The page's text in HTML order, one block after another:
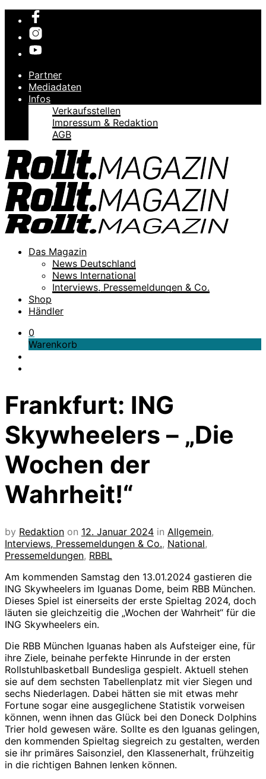
Partner
Mediadaten
Infos
Verkaufsstellen
Impressum & Redaktion
AGB
Das Magazin
News Deutschland
News International
Interviews, Pressemeldungen & Co.
Shop
Händler
0
Warenkorb
Frankfurt: ING
Skywheelers – „Die
Wochen der
Wahrheit!“
by Redaktion on 12. Januar 2024 in Allgemein,
Interviews, Pressemeldungen & Co., National,
Pressemeldungen, RBBL
Am kommenden Samstag den 13.01.2024 gastieren die
ING Skywheelers im Iguanas Dome, beim RBB München.
Dieses Spiel ist einerseits der erste Spieltag 2024, doch
läuten sie gleichzeitig die „Wochen der Wahrheit“ für die
ING Skywheelers ein.
Die RBB München Iguanas haben als Aufsteiger eine, für
ihre Ziele, beinahe perfekte Hinrunde in der ersten
Rollstuhlbasketball Bundesliga gespielt. Aktuell stehen
sie auf dem sechsten Tabellenplatz mit vier Siegen und
sechs Niederlagen. Dabei hätten sie mit etwas mehr
Fortune sogar eine ausgeglichene Statistik vorweisen
können, wenn ihnen das Glück bei den Doneck Dolphins
Trier hold gewesen wäre. Sollte es den Iguanas gelingen,
den kommenden Spieltag siegreich zu gestalten, werden
sie ihr primäres Saisonziel, den Klassenerhalt, frühzeitig
in die richtigen Bahnen lenken können.